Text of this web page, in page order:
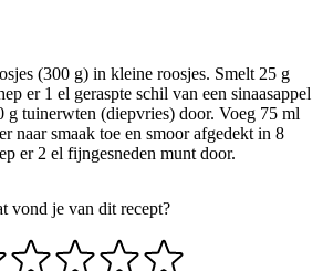
(300 g) in kleine roosjes. Smelt 25 g
er 1 el geraspte schil van een sinaasappel
g tuinerwten (diepvries) door. Voeg 75 ml
naar smaak toe en smoor afgedekt in 8
er 2 el fijngesneden munt door.
vond je van dit recept?